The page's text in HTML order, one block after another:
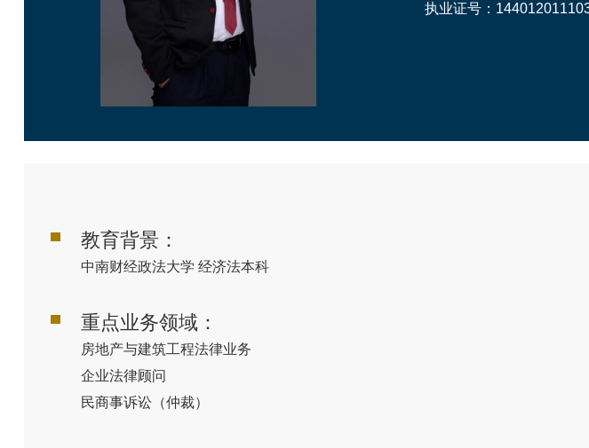
执业证号：
教育背景：
中南财经政法大学 经济法本科
重点业务领域：
房地产与建筑工程法律业务
企业法律顾问
民商事诉讼（仲裁）